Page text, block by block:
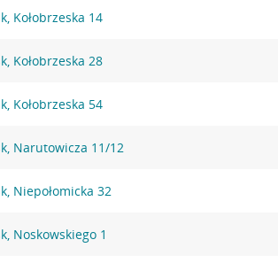
Kołobrzeska 14
Kołobrzeska 28
Kołobrzeska 54
Narutowicza 11/12
Niepołomicka 32
Noskowskiego 1